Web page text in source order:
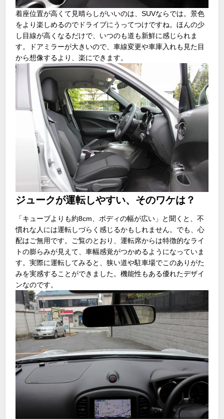
着座位置が高くて見晴らしがいいのは、SUVならでは。景色
をより楽しめるのでドライブにうってつけですね。ほんの少
し目線が高くなるだけで、いつのも道も新鮮に感じられま
す。ドアミラーが大きいので、車線変更や車庫入れも見た目
から想像するより、楽にできます。
ジュークが運転しやすい、そのワケは？
「キューブよりも約8cm、ボディの幅が広い」と聞くと、不
慣れな人には運転しづらく感じるかもしれません。でも、心
配はご無用です。ご覧のとおり、運転席からは特徴的なライ
トの膨らみが見えて、車幅感覚がつかめるようになっていま
す。実際に運転してみると、狭い道や駐車場でこのありがた
みを実感することができました。機能性もある優れたデザイ
ンなのです。